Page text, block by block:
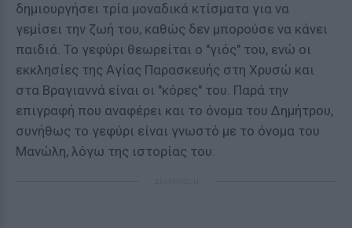
δημιουργήσει τρία μοναδικά κτίσματα για να
γεμίσει την ζωή του, καθώς δεν μπορούσε να κάνει
παιδιά. Το γεφύρι θεωρείται ο "γιός" του, ενώ οι
εκκλησίες της Αγίας Παρασκευής στη Χρυσώ και
στα Βραγιαννά είναι οι "κόρες" του. Παρά την
επιγραφή που αναφέρει και το όνομα του Δημήτρου,
συνήθως το γεφύρι είναι γνωστό με το όνομα του
Μανώλη, λόγω της ιστορίας του.